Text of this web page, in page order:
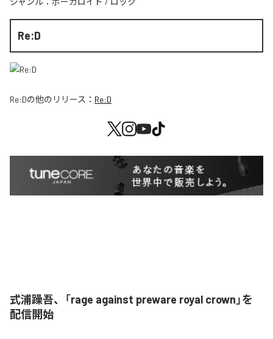
Re:D
Re:Dの他のリリース： Re:D
式浦躁吾、「rage against preware royal crown」を
配信開始